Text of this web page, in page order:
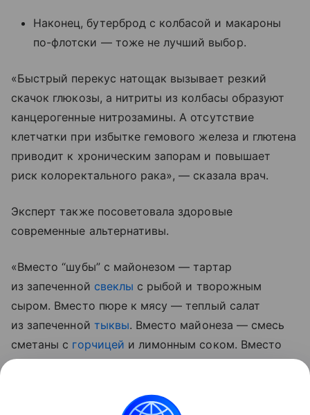
Наконец, бутерброд с колбасой и макароны
по-флотски — тоже не лучший выбор.
«Быстрый перекус натощак вызывает резкий
скачок глюкозы, а нитриты из колбасы образуют
канцерогенные нитрозамины. А отсутствие
клетчатки при избытке гемового железа и глютена
приводит к хроническим запорам и повышает
риск колоректального рака», — сказала врач.
Эксперт также посоветовала здоровые
современные альтернативы.
«Вместо “шубы” с майонезом — тартар
из запеченной свеклы с рыбой и творожным
сыром. Вместо пюре к мясу — теплый салат
из запеченной тыквы. Вместо майонеза — смесь
сметаны с горчицей и лимонным соком. Вместо
колбасы — домашний паштет из куриной печени